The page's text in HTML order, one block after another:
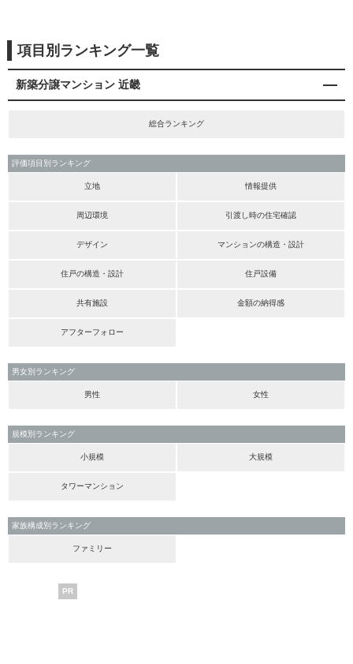
項目別ランキング一覧
新築分譲マンション 近畿
総合ランキング
評価項目別ランキング
立地 情報提供
周辺環境 引渡し時の住宅確認
デザイン マンションの構造・設計
住戸の構造・設計 住戸設備
共有施設 金額の納得感
アフターフォロー
男女別ランキング
男性 女性
規模別ランキング
小規模 大規模
タワーマンション
家族構成別ランキング
ファミリー
PR